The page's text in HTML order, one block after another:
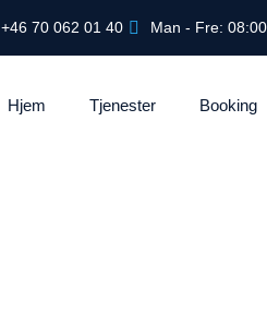
+46 70 062 01 40 Man - Fre:
Hjem Tjenester Booking